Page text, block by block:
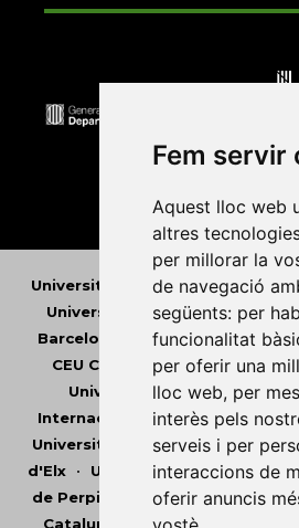
Fem servir
Aquest lloc web
altres
per millorar la
de navegació
següents: per
funcionalitat
per oferir una
lloc web, per
interès pels
serveis i per
interaccions de
oferir anuncis
Universitat Abat Oliba CEU•
Universitat d'Andorra•
Barcelona
Universitat de
CEU Cardenal Herrera•
Universitat de les Illes
Internacional de Catalunya•
Universitat de Lleida•
d'Elx• Universitat Oberta de
de Perpinyà Via Domitia•
Catalunya
Universitat